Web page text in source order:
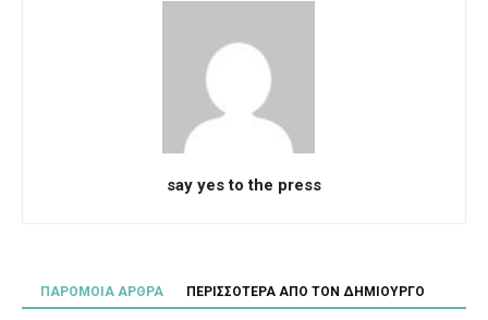
say yes to the press
ΠΑΡΟΜΟΙΑ ΑΡΘΡΑ ΠΕΡΙΣΣΟΤΕΡΑ ΑΠΟ ΤΟΝ ΔΗΜΙΟΥΡΓΟ